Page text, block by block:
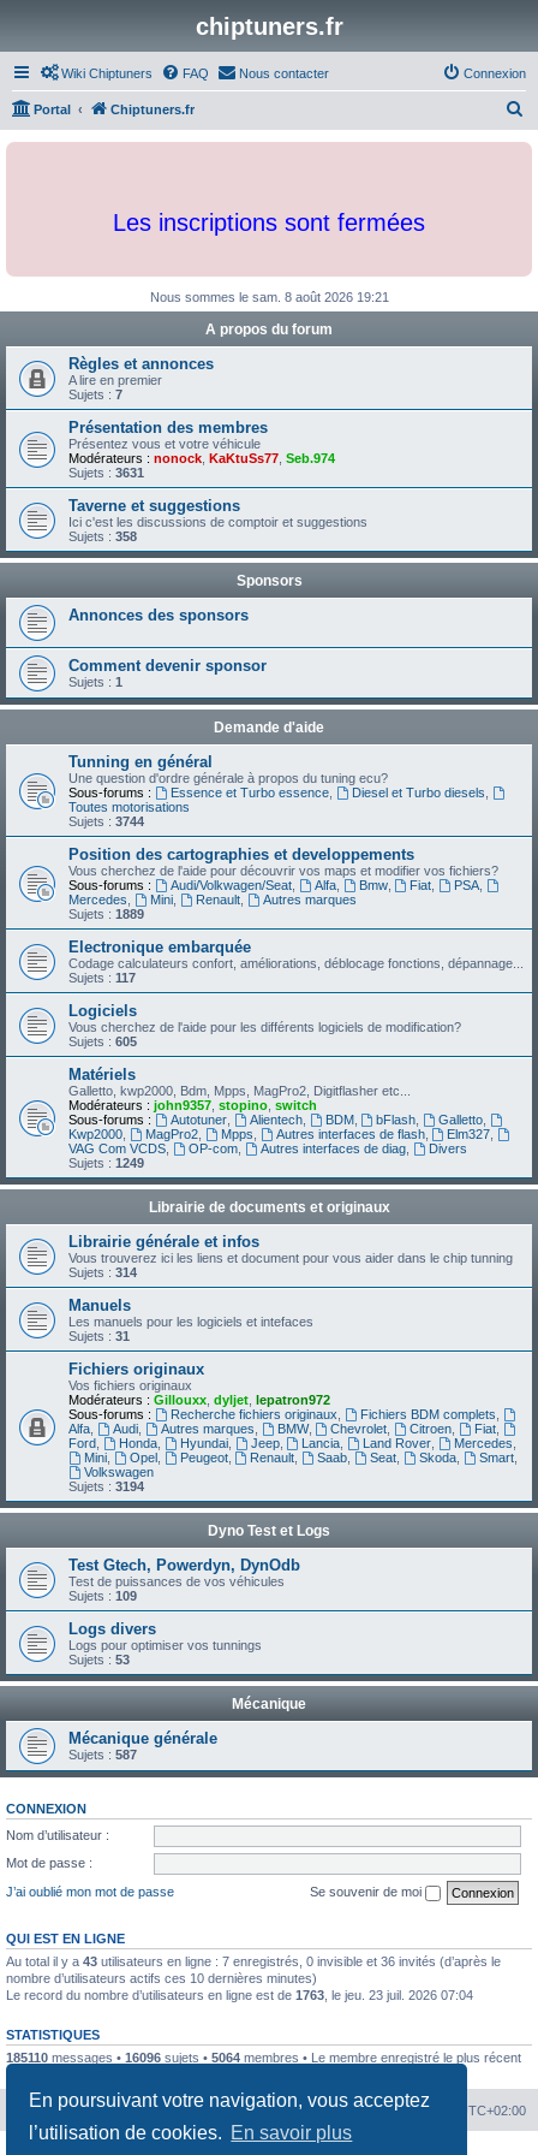
En poursuivant votre navigation, vous acceptez
l’utilisation de cookies. En savoir plus
chiptuners.fr
Wiki Chiptuners FAQ Nous contacter Connexion
Portal Chiptuners.fr
c
h
Les inscriptions sont fermées
Nous sommes le sam. 8 août 2026 19:21
A propos du forum
Règles et annonces
A lire en premier
Sujets : 7
Présentation des membres
Présentez vous et votre véhicule
Modérateurs : nonock KaKtuSs77 Seb.974
Sujets : 3631
Taverne et suggestions
Ici c'est les discussions de comptoir et suggestions
Sujets : 358
Sponsors
Annonces des sponsors
Comment devenir sponsor
Sujets : 1
Demande d'aide
Tunning en général
Une question d'ordre générale à propos du tuning ecu?
Sous-forums :
Essence et Turbo essence, Diesel et Turbo diesels
Toutes motorisations
Sujets : 3744
Position des cartographies et developpements
Vous cherchez de l'aide pour découvrir vos maps et modifier vos fichiers?
Sous-forums :
Audi/Volkwagen/Seat, Alfa, Bmw, Fiat PSA
Mercedes
Mini, Renault,
Autres marques
Sujets : 1889
Electronique embarquée
Codage calculateurs confort, améliorations, déblocage fonctions, dépannage...
Sujets : 117
Logiciels
Vous cherchez de l'aide pour les différents logiciels de modification?
Sujets : 605
Matériels
Galletto, kwp2000, Bdm, Mpps, MagPro2, Digitflasher etc...
Modérateurs : john9357 stopino switch
Sous-forums :
Autotuner, Alientech, BDM, bFlash Galletto
Kwp2000
MagPro2, Mpps Autres interfaces de flash, Elm327
VAG Com VCDS
OP-com, Autres interfaces de diag,
Divers
Sujets : 1249
Librairie de documents et originaux
Librairie générale et infos
Vous trouverez ici les liens et document pour vous aider dans le chip tunning
Sujets : 314
Manuels
Les manuels pour les logiciels et intefaces
Sujets : 31
Fichiers originaux
Vos fichiers originaux
Modérateurs : Gillouxx dyljet lepatron972
Sous-forums :
Recherche fichiers originaux Fichiers BDM complets
Alfa
Audi, Autres marques BMW, Chevrolet Citroen Fiat
Ford
Honda, Hyundai, Jeep, Lancia Land Rover Mercedes
Mini, Opel, Peugeot, Renault Saab Seat Skoda, Smart,
Volkswagen
Sujets : 3194
Dyno Test et Logs
Test Gtech, Powerdyn, DynOdb
Test de puissances de vos véhicules
Sujets : 109
Logs divers
Logs pour optimiser vos tunnings
Sujets : 53
Mécanique
Mécanique générale
Sujets : 587
CONNEXION
Nom d’utilisateur :
Mot de passe :
J’ai oublié mon mot de passe
Se souvenir de moi
QUI EST EN LIGNE
Au total il y a 43 utilisateurs en ligne : 7 enregistrés, 0 invisible et 36 invités (d’après le
nombre d’utilisateurs actifs ces 10 dernières minutes)
Le record du nombre d’utilisateurs en ligne est de 1763 , le jeu. 23 juil. 2026 07:04
STATISTIQUES
185110 messages • 16096 sujets • 5064 membres • Le membre enregistré le plus récent
Portal Chiptuners.fr Heures au format UTC+02:00